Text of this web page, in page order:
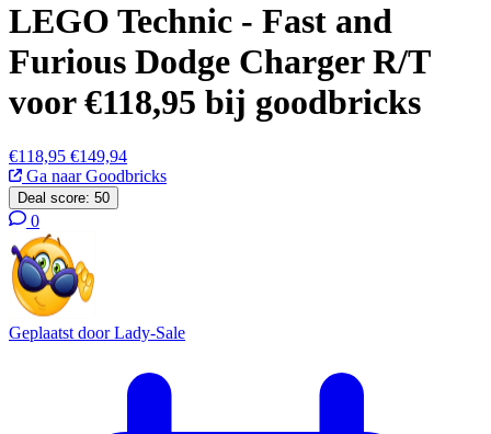
LEGO Technic - Fast and
Furious Dodge Charger R/T
voor €118,95 bij goodbricks
€118,95 €149,94
Ga naar Goodbricks
Deal score: 50
0
Geplaatst doorLady-Sale